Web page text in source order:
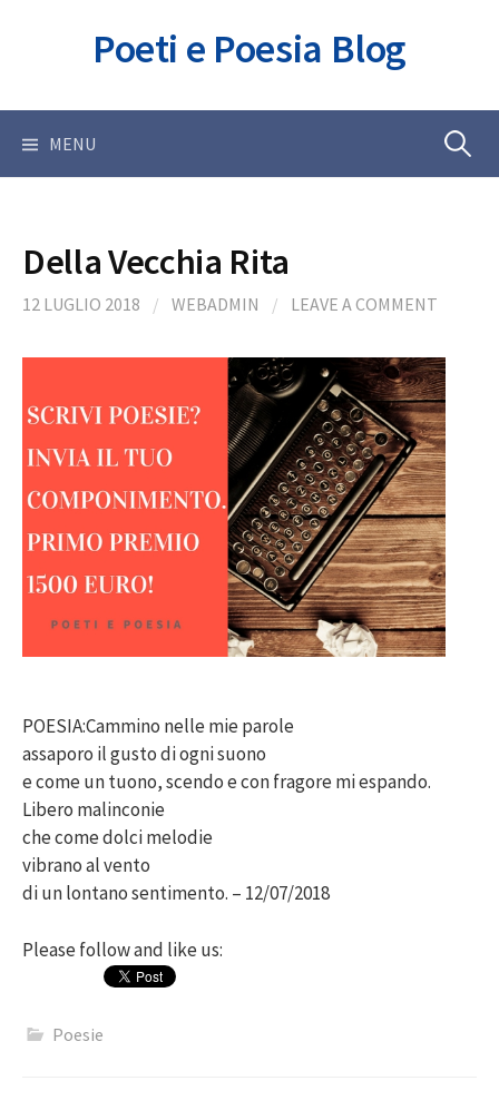
Poeti e Poesia Blog
MENU Ricerca
Della Vecchia Rita
12 LUGLIO 2018 / WEBADMIN / LEAVE A COMMENT
POESIA:Cammino nelle mie parole
assaporo il gusto di ogni suono
e come un tuono, scendo e con fragore mi espando.
Libero malinconie
che come dolci melodie
vibrano al vento
di un lontano sentimento. – 12/07/2018
Please follow and like us:
Poesie